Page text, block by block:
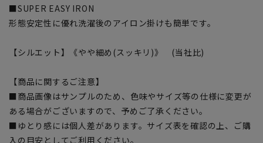
■SUPER EASY IRON
形態安定性に優れ洗濯後のアイロン掛けも簡単です。
【シルエット】《やや細め(スッキリ)》 (当社比)
【商品に関するご注意】
■商品画像はサンプルのため、色味やサイズ等の仕様に変更が
ある場合がございますので、予めご了承ください。
■ゆとり感には個人差があります。サイズ表を確認の上、ご購
入の目安としてご利用ください。